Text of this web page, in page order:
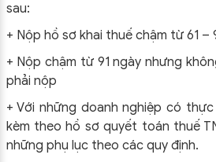
sau:
+ Nộp hồ sơ khai thuế chậm từ 61 –
+ Nộp chậm từ 91 ngày nhưng
phải nộp
+ Với những doanh nghiệp có
kèm theo hồ sơ quyết toán thuế
những phụ lục theo các quy định.